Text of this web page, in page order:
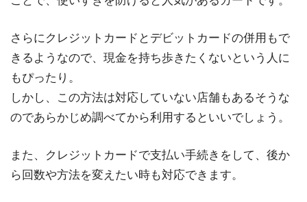
さらにクレジットカードとデビットカードの併用もで
きるようなので、現金を持ち歩きたくないという人に
もぴったり。
しかし、この方法は対応していない店舗もあるそうな
のであらかじめ調べてから利用するといいでしょう。
また、クレジットカードで支払い手続きをして、後か
ら回数や方法を変えたい時も対応できます。